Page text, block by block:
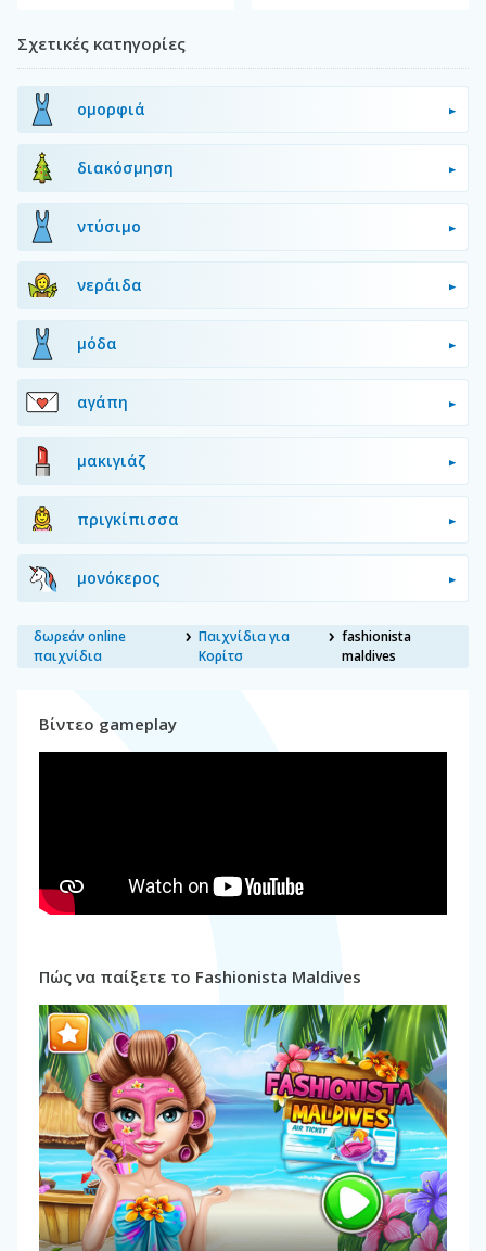
Σχετικές κατηγορίες
ομορφιά
διακόσμηση
ντύσιμο
νεράιδα
μόδα
αγάπη
μακιγιάζ
πριγκίπισσα
μονόκερος
δωρεάν online
παιχνίδια
Παιχνίδια για
Κορίτσ
fashionista
maldives
Βίντεο gameplay
Πώς να παίξετε το Fashionista Maldives